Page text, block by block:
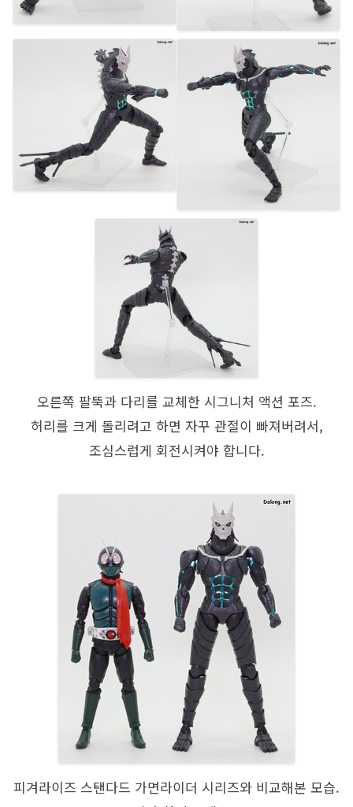
오른쪽 팔뚝과 다리를 교체한 시그니처 액션 포즈.
허리를 크게 돌리려고 하면 자꾸 관절이 빠져버려서,
조심스럽게 회전시켜야 합니다.
피겨라이즈 스탠다드 가면라이더 시리즈와 비교해본 모습.